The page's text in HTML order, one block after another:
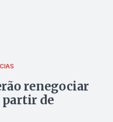
renegociar
partir de